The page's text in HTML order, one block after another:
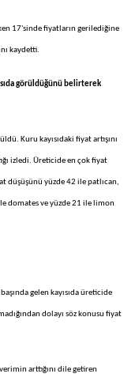
17'sinde fiyatların gerilediğine
kaydetti.
görüldüğünü belirterek
Kuru kayısıdaki fiyat artışını
izledi. Üreticide en çok fiyat
düşüşünü yüzde 42 ile patlıcan,
domates ve yüzde 21 ile limon
gelen kayısıda üreticide
dolayı söz konusu fiyat
arttığını dile getiren